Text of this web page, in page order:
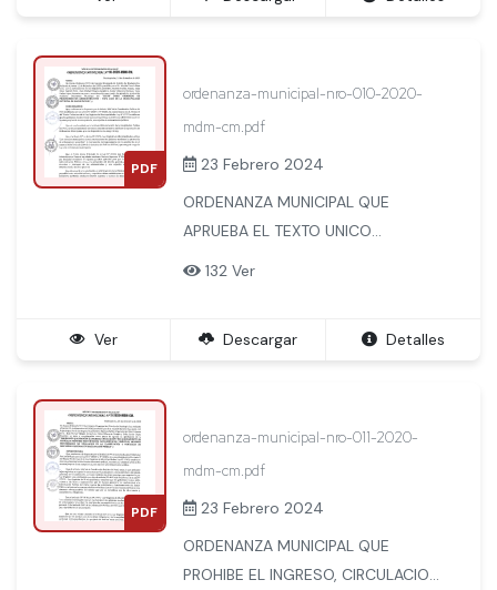
PDF
ordenanza-municipal-nro-010-2020-
mdm-cm.pdf
23 Febrero 2024
ORDENANZA MUNICIPAL QUE
APRUEBA EL TEXTO UNICO
MACHUPICCHU
132 Ver
Ver Descargar Detalles
PDF
ordenanza-municipal-nro-011-2020-
mdm-cm.pdf
23 Febrero 2024
ORDENANZA MUNICIPAL QUE
PROHIBE EL INGRESO, CIRCULACION